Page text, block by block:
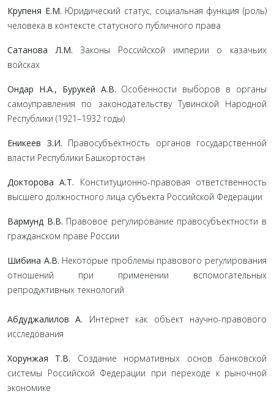
Крупеня Е.М. Юридический статус, социальная функция (роль)
человека в контексте статусного публичного права
Сатанова Л.М.Законы Российской империи о казачьих
войсках
Ондар Н.А., Бурукей А.В. Особенности выборов в органы
самоуправления по законодательству Тувинской Народной
Республики (1921–1932 годы)
Еникеев З.И. Правосубъектность органов государственной
власти Республики Башкортостан
Докторова А.Т. Конституционно-правовая ответственность
высшего должностного лица субъекта Российской Федерации
Вармунд В.В. Правовое регулирование правосубъектности в
гражданском праве России
Шибина А.В. Некоторые проблемы правового регулирования
отношений при применении вспомогательных
репродуктивных технологий
Абдуджалилов А. Интернет как объект научно-правового
исследования
Хорунжая Т.В. Создание нормативных основ банковской
системы Российской Федерации при переходе к рыночной
экономике